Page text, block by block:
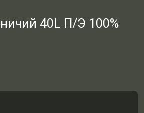
40L П/Э 100%